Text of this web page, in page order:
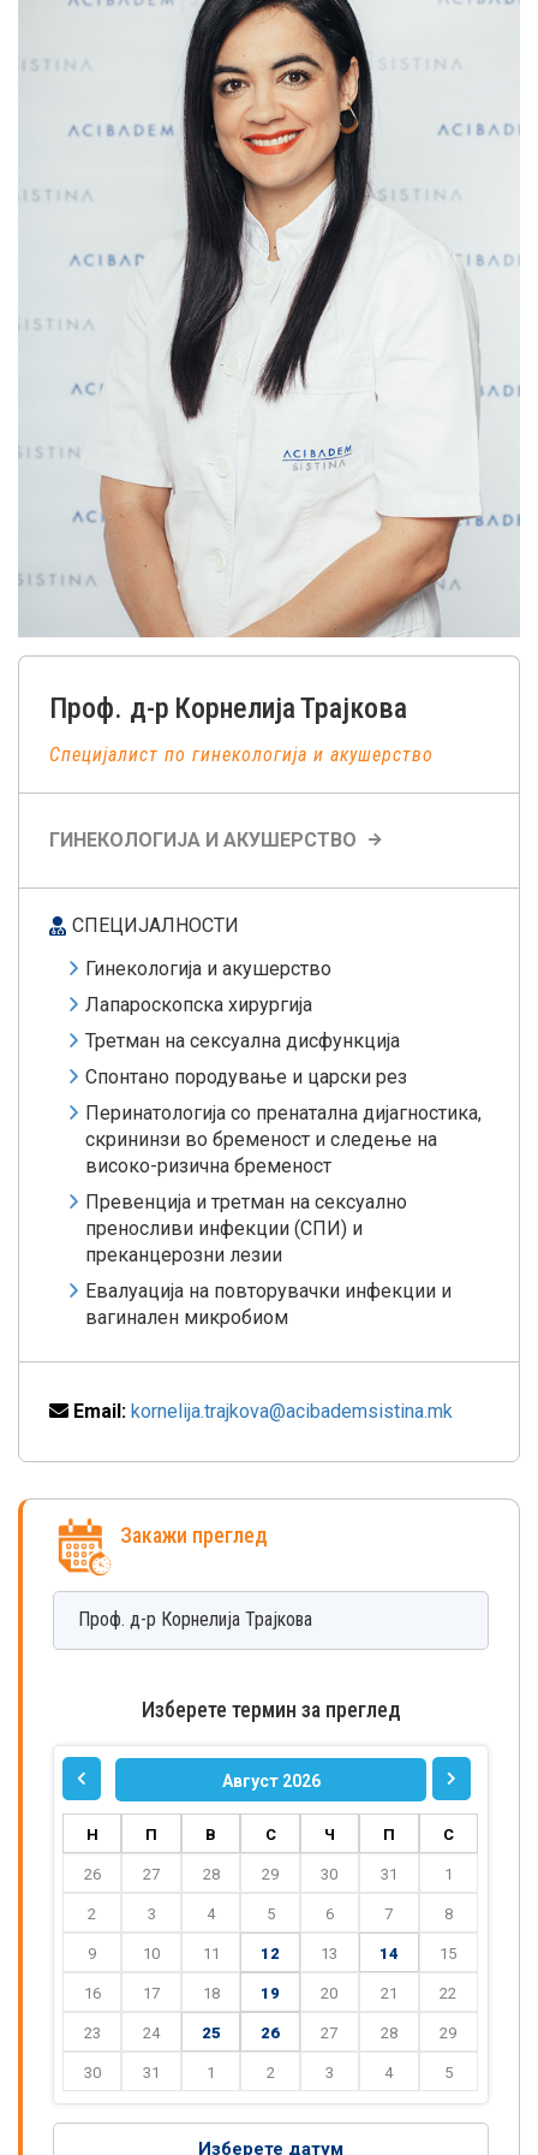
Проф. д-р КорнелијаТрајкова
Специјалист по гинекологија и акушерство
ГИНЕКОЛОГИЈА И АКУШЕРСТВО
СПЕЦИЈАЛНОСТИ
Гинекологија и акушерство
Лапароскопска хирургија
Третман на сексуална дисфункција
Спонтано породување и царски рез
Перинатологија со пренатална дијагностика,
скрининзи во бременост и следење на
високо-ризична бременост
Превенција и третман на сексуално
преносливи инфекции (СПИ) и
преканцерозни лезии
Евалуација на повторувачки инфекции и
вагинален микробиом
Email: kornelija.trajkova@acibademsistina.mk
Закажи преглед
Проф. д-р Корнелија Трајкова
Изберете термин за преглед
Август 2026
Н П В С Ч П С
26 27 28 29 30 31 1
2 3 4 5 6 7 8
9 10 11 12 13 14 15
16 17 18 19 20 21 22
23 24 25 26 27 28 29
30 31 1 2 3 4 5
Изберете датум